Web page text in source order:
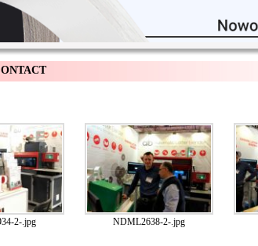
2-.jpg NDML2638-2-.jpg